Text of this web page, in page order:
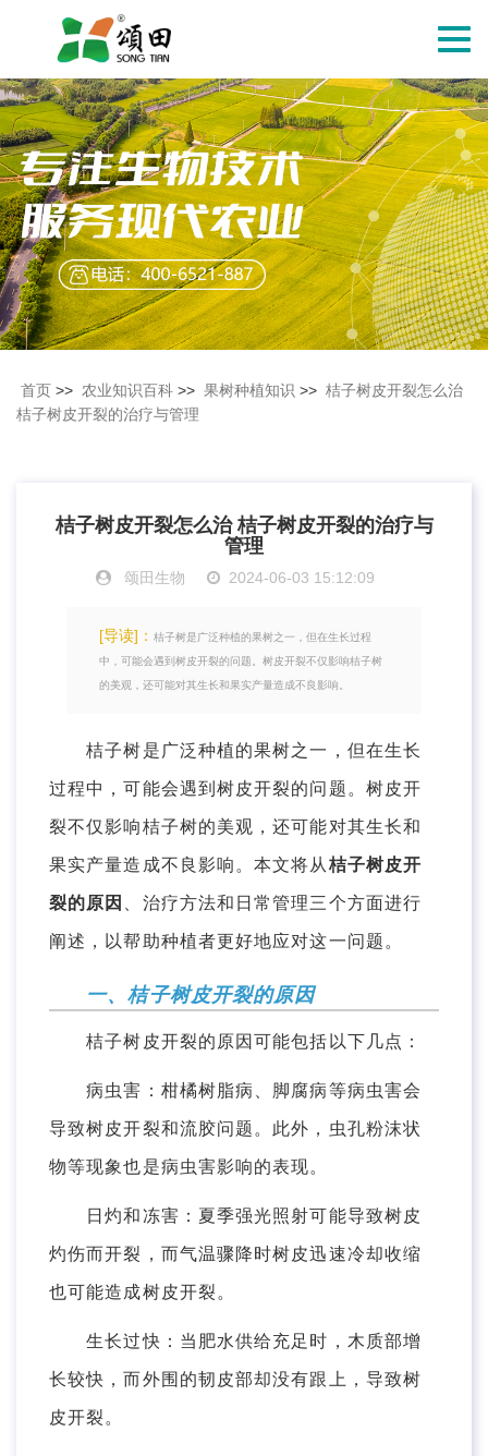
切
导
航
首页 >> 农业知识百科 >> 果树种植知识 >> 桔子树皮开裂怎么治
桔子树皮开裂的治疗与管理
桔子树皮开裂怎么治 桔子树皮开裂的治疗与
管理
颂田生物 2024-06-03 15:12:09
[导读]： 桔子树是广泛种植的果树之一，但在生长过程
中，可能会遇到树皮开裂的问题。树皮开裂不仅影响桔子树
的美观，还可能对其生长和果实产量造成不良影响。
桔子树是广泛种植的果树之一，但在生长
过程中，可能会遇到树皮开裂的问题。树皮开
裂不仅影响桔子树的美观，还可能对其生长和
果实产量造成不良影响。本文将从 桔子树皮开
裂的原因 、治疗方法和日常管理三个方面进行
阐述，以帮助种植者更好地应对这一问题。
一、桔子树皮开裂的原因
桔子树皮开裂的原因可能包括以下几点：
病虫害：柑橘树脂病、脚腐病等病虫害会
导致树皮开裂和流胶问题。此外，虫孔粉沫状
物等现象也是病虫害影响的表现。
日灼和冻害：夏季强光照射可能导致树皮
灼伤而开裂，而气温骤降时树皮迅速冷却收缩
也可能造成树皮开裂。
生长过快：当肥水供给充足时，木质部增
长较快，而外围的韧皮部却没有跟上，导致树
皮开裂。